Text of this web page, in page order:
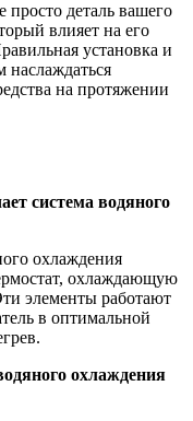
просто деталь вашего
влияет на его
установка и
наслаждаться
на протяжении
система водяного
охлаждения
охлаждающую
элементы работают
в оптимальной
охлаждения